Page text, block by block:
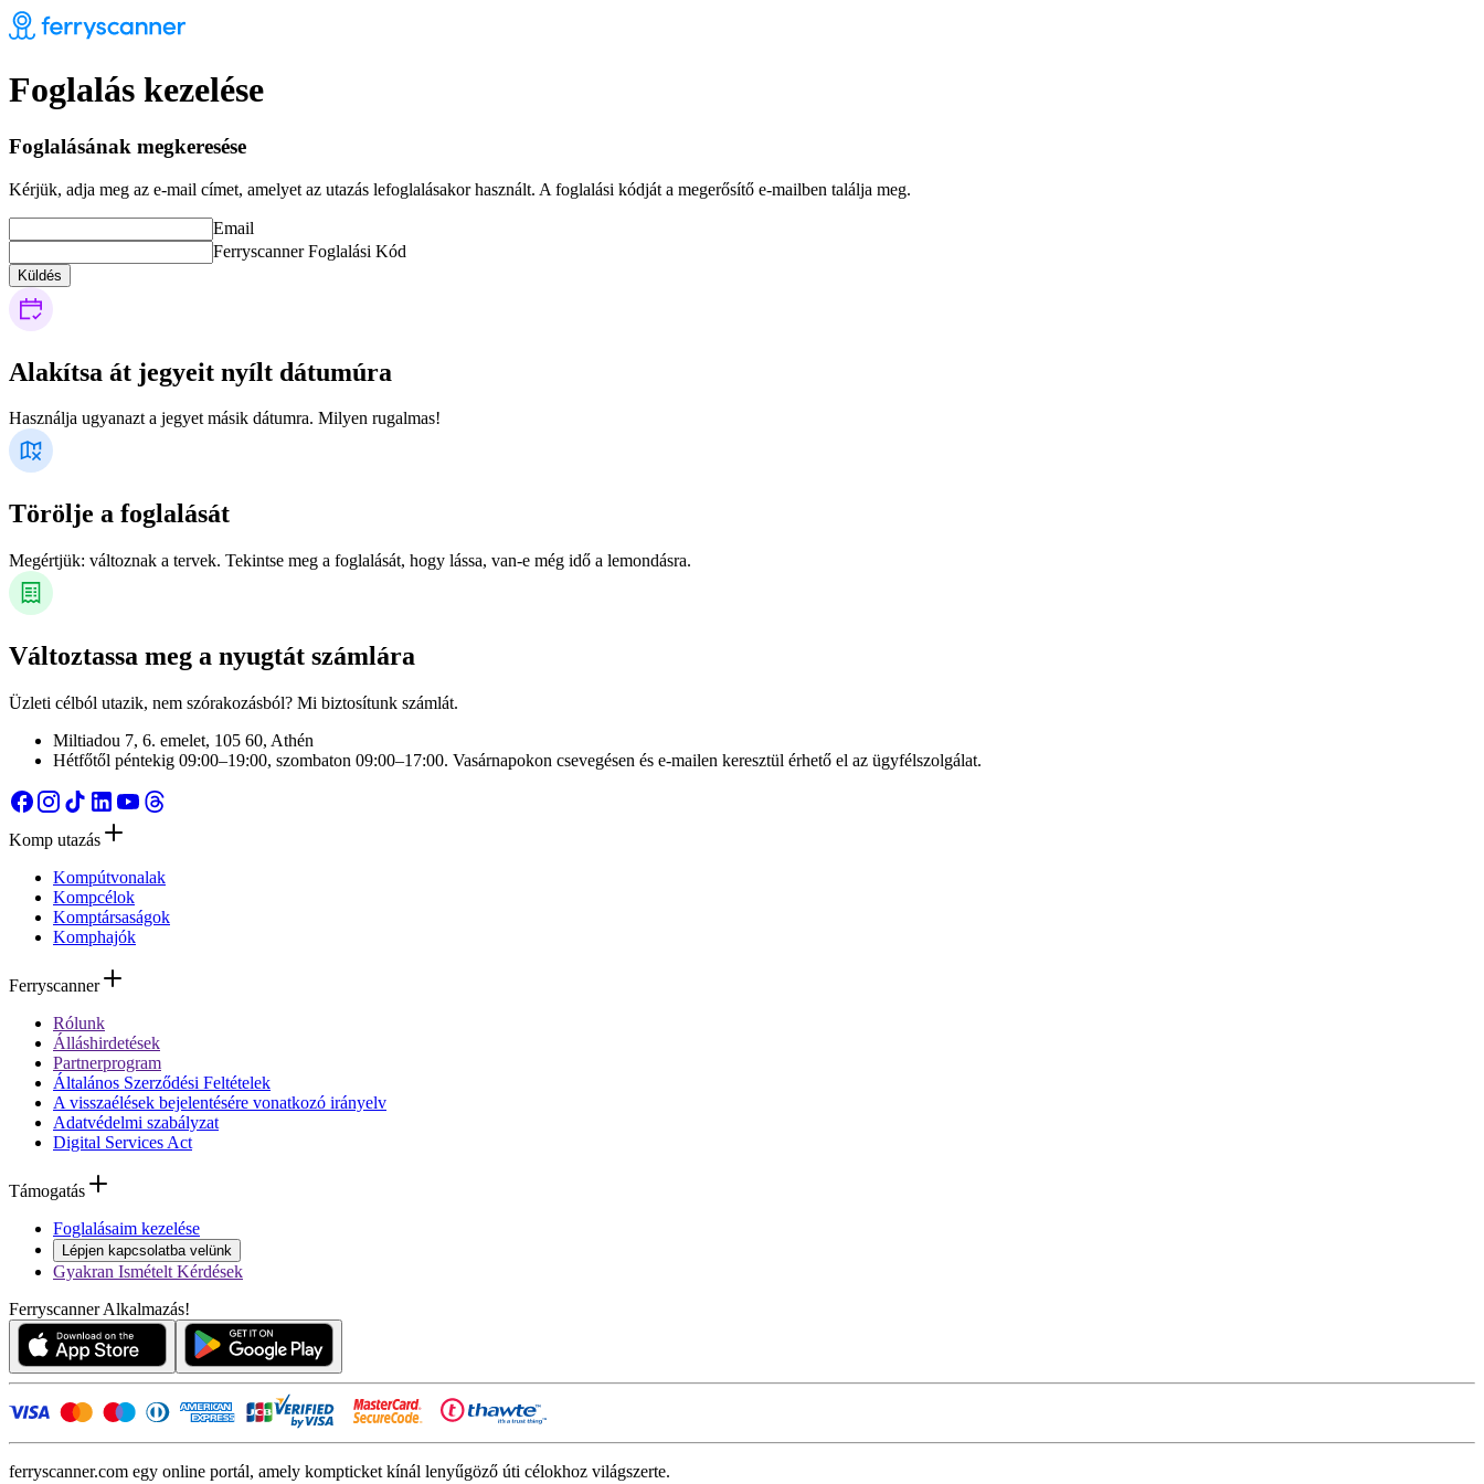
Foglalás kezelése
Foglalásának megkeresése
Kérjük, adja meg az e-mail címet, amelyet az utazás lefoglalásakor használt. A foglalási kódját a megerősítő e-mailben találja meg.
Email
Ferryscanner Foglalási Kód
Küldés
Alakítsa át jegyeit nyílt dátumúra
Használja ugyanazt a jegyet másik dátumra. Milyen rugalmas!
Törölje a foglalását
Megértjük: változnak a tervek. Tekintse meg a foglalását, hogy lássa, van-e még idő a lemondásra.
Változtassa meg a nyugtát számlára
Üzleti célból utazik, nem szórakozásból? Mi biztosítunk számlát.
Miltiadou 7, 6. emelet, 105 60, Athén
Hétfőtől péntekig 09:00–19:00, szombaton 09:00–17:00. Vasárnapokon csevegésen és e-mailen keresztül érhető el az ügyfélszolgálat.
Kövesd
a
Ferryscannert
Facebookon
Kövesd
a
Ferryscannert
Instagramon
Kövesse
a
Ferryscannert
TikTokon
Kövesse
Ferryscannert
LinkedIn-
en
Kövesse
a
YouTube-
Komp utazás
Kompútvonalak
Kompcélok
Komptársaságok
Komphajók
Ferryscanner
Rólunk
Álláshirdetések
Partnerprogram
Általános Szerződési Feltételek
A visszaélések bejelentésére vonatkozó irányelv
Adatvédelmi szabályzat
Digital Services Act
Támogatás
Foglalásaim kezelése
Lépjen kapcsolatba velünk
Gyakran Ismételt Kérdések
Ferryscanner Alkalmazás!
ferryscanner.com egy online portál, amely kompticket kínál lenyűgöző úti célokhoz világszerte.